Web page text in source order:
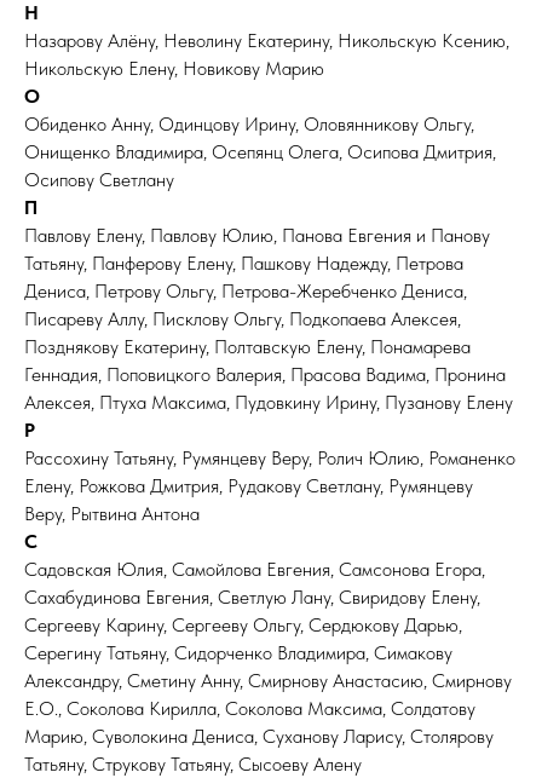
Н
Назарову Алёну, Неволину Екатерину, Никольскую Ксению,
Никольскую Елену, Новикову Марию
О
Обиденко Анну, Одинцову Ирину, Оловянникову Ольгу,
Онищенко Владимира, Осепянц Олега, Осипова Дмитрия,
Осипову Светлану
П
Павлову Елену, Павлову Юлию, Панова Евгения и Панову
Татьяну, Панферову Елену, Пашкову Надежду, Петрова
Дениса, Петрову Ольгу, Петрова-Жеребченко Дениса,
Писареву Аллу, Писклову Ольгу, Подкопаева Алексея,
Позднякову Екатерину, Полтавскую Елену, Понамарева
Геннадия, Поповицкого Валерия, Прасова Вадима, Пронина
Алексея, Птуха Максима, Пудовкину Ирину, Пузанову Елену
Р
Рассохину Татьяну, Румянцеву Веру, Ролич Юлию, Романенко
Елену, Рожкова Дмитрия, Рудакову Светлану, Румянцеву
Веру, Рытвина Антона
С
Садовская Юлия, Самойлова Евгения, Самсонова Егора,
Сахабудинова Евгения, Светлую Лану, Свиридову Елену,
Сергееву Карину, Сергееву Ольгу, Сердюкову Дарью,
Серегину Татьяну, Сидорченко Владимира, Симакову
Александру, Сметину Анну, Смирнову Анастасию, Смирнову
Е.О., Соколова Кирилла, Соколова Максима, Солдатову
Марию, Суволокина Дениса, Суханову Ларису, Столярову
Татьяну, Струкову Татьяну, Сысоеву Алену